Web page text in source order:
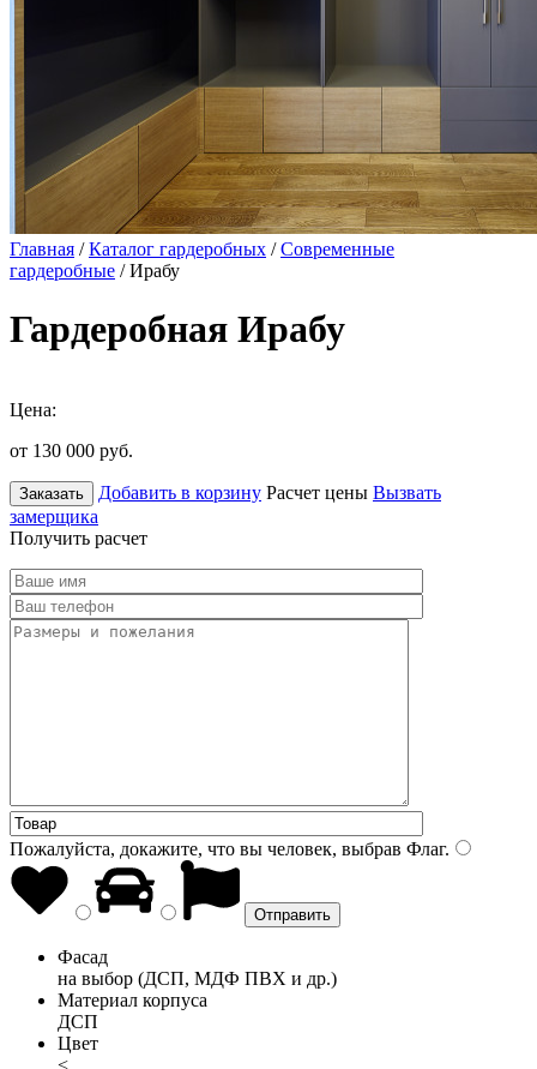
Главная /Каталог гардеробных /Современные
гардеробные / Ирабу
Гардеробная Ирабу
Цена:
от 130 000 руб.
Заказать Добавить в корзину Расчет цены Вызвать
замерщика
Получить расчет
Пожалуйста, докажите, что вы человек, выбрав Флаг.
Фасад
на выбор (ДСП, МДФ ПВХ и др.)
Материал корпуса
ДСП
Цвет
<